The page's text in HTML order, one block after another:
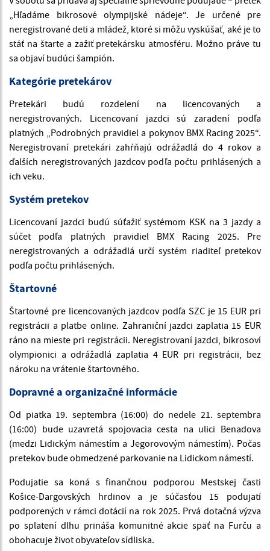
„Hľadáme bikrosové olympijské nádeje“. Je určené pre
neregistrované deti a mládež, ktoré si môžu vyskúšať, aké je to
stáť na štarte a zažiť pretekársku atmosféru. Možno práve tu
sa objaví budúci šampión.
Kategórie pretekárov
Pretekári budú rozdelení na licencovaných a
neregistrovaných. Licencovaní jazdci sú zaradení podľa
platných „Podrobných pravidiel a pokynov BMX Racing 2025“.
Neregistrovaní pretekári zahŕňajú odrážadlá do 4 rokov a
ďalších neregistrovaných jazdcov podľa počtu prihlásených a
ich veku.
Systém pretekov
Licencovaní jazdci budú súťažiť systémom KSK na 3 jazdy a
súčet podľa platných pravidiel BMX Racing 2025. Pre
neregistrovaných a odrážadlá určí systém riaditeľ pretekov
podľa počtu prihlásených.
Štartovné
Štartovné pre licencovaných jazdcov podľa SZC je 15 EUR pri
registrácii a platbe online. Zahraniční jazdci zaplatia 15 EUR
ráno na mieste pri registrácii. Neregistrovaní jazdci, bikrosoví
olympionici a odrážadlá zaplatia 4 EUR pri registrácii, bez
nároku na vrátenie štartovného.
Dopravné a organizačné informácie
Od piatka 19. septembra (16:00) do nedele 21. septembra
(16:00) bude uzavretá spojovacia cesta na ulici Benadova
(medzi Lidickým námestím a Jegorovovým námestím). Počas
pretekov bude obmedzené parkovanie na Lidickom námestí.
Podujatie sa koná s finančnou podporou Mestskej časti
Košice-Dargovských hrdinov a je súčasťou 15 podujatí
podporených v rámci dotácií na rok 2025. Prvá dotačná výzva
po splatení dlhu prináša komunitné akcie späť na Furču a
obohacuje život obyvateľov sídliska.